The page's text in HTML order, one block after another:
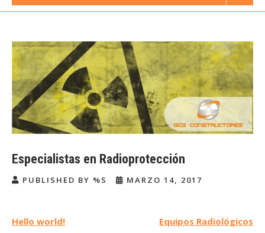
Especialistas en Radioprotección
PUBLISHED BY %S MARZO 14, 2017
Navegación
Hello world! Equipos Radiológicos